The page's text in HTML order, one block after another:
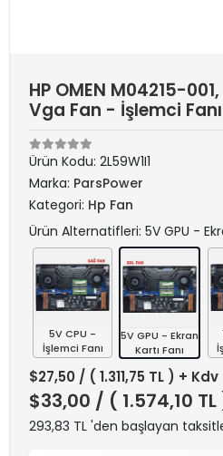
HP OMEN M04215-
Vga Fan - İşlemci Fanı
Ürün Kodu: 2L59W1I1
Marka: ParsPower
Kategori: Hp Fan
Ürün Alternatifleri: 5V GPU -
5V CPU -
İşlemci Fanı
5V GPU - Ekran
Kartı Fanı
$27,50 / ( 1.311,75 TL ) + Kdv
$33,00 / ( 1.574,10
293,83 TL 'den başlayan